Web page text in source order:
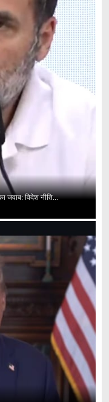
जवाब: विदेश नीति...